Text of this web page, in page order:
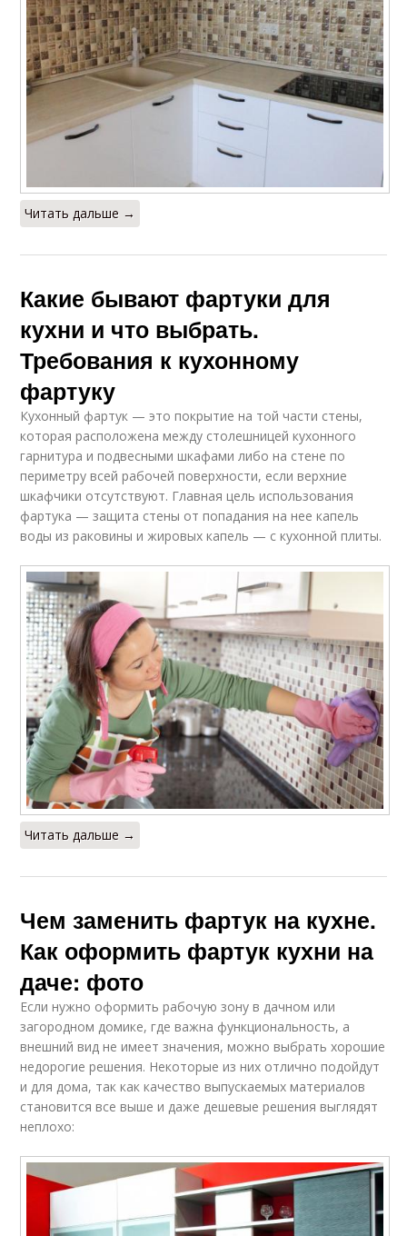
Читать дальше →
Какие бывают фартуки для
кухни и что выбрать.
Требования к кухонному
фартуку
Кухонный фартук — это покрытие на той части стены,
которая расположена между столешницей кухонного
гарнитура и подвесными шкафами либо на стене по
периметру всей рабочей поверхности, если верхние
шкафчики отсутствуют. Главная цель использования
фартука — защита стены от попадания на нее капель
воды из раковины и жировых капель — с кухонной плиты.
Читать дальше →
Чем заменить фартук на кухне.
Как оформить фартук кухни на
даче: фото
Если нужно оформить рабочую зону в дачном или
загородном домике, где важна функциональность, а
внешний вид не имеет значения, можно выбрать хорошие
недорогие решения. Некоторые из них отлично подойдут
и для дома, так как качество выпускаемых материалов
становится все выше и даже дешевые решения выглядят
неплохо: